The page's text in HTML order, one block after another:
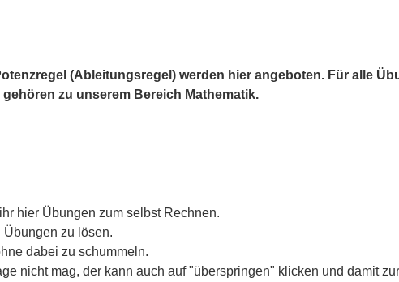
(Ableitungsregel) werden hier angeboten. Für alle
zu unserem Bereich Mathematik.
hier Übungen zum selbst Rechnen.
Übungen zu lösen.
dabei zu schummeln.
nicht mag, der kann auch auf "überspringen" klicken und damit